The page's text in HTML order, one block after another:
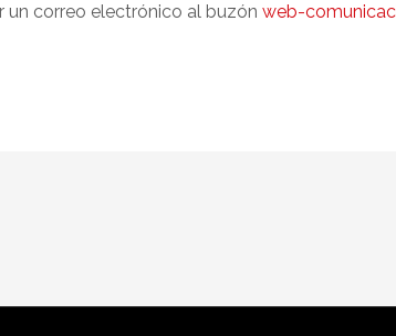
un correo electrónico al buzón web-